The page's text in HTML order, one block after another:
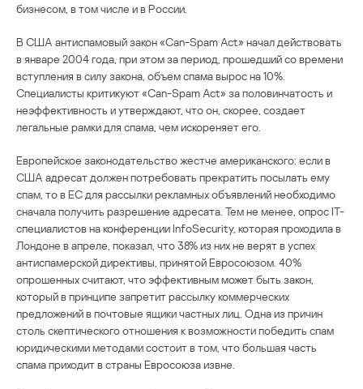
бизнесом, в том числе и в России.
В США антиспамовый закон «Can-Spam Act» начал действовать
в январе 2004 года, при этом за период, прошедший со времени
вступления в силу закона, объем спама вырос на 10%.
Специалисты критикуют «Can-Spam Act» за половинчатость и
неэффективность и утверждают, что он, скорее, создает
легальные рамки для спама, чем искореняет его.
Европейское законодательство жестче американского: если в
США адресат должен потребовать прекратить посылать ему
спам, то в ЕС для рассылки рекламных объявлений необходимо
сначала получить разрешение адресата. Тем не менее, опрос IT-
специалистов на конференции InfoSecurity, которая проходила в
Лондоне в апреле, показал, что 38% из них не верят в успех
антиспамерской директивы, принятой Евросоюзом. 40%
опрошенных считают, что эффективным может быть закон,
который в принципе запретит рассылку коммерческих
предложений в почтовые ящики частных лиц. Одна из причин
столь скептического отношения к возможности победить спам
юридическими методами состоит в том, что большая часть
спама приходит в страны Евросоюза извне.